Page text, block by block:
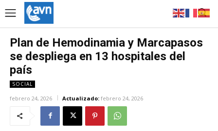
Plan de Hemodinamia y Marcapasos
se despliega en 13 hospitales del
país
SOCIAL
febrero 24, 2026 Actualizado: febrero 24, 2026